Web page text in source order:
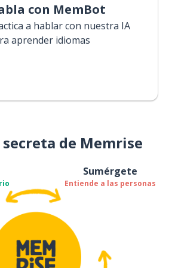
con MemBot
a hablar con nuestra IA
aprender idiomas
de Memrise
Sumérgete
Entiende a las personas